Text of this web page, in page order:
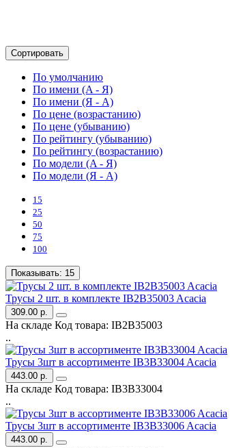
Сортировать
По умолчанию
По имени (A - Я)
По имени (Я - A)
По цене (возрастанию)
По цене (убыванию)
По рейтингу (убыванию)
По рейтингу (возрастанию)
По модели (A - Я)
По модели (Я - A)
15
25
50
75
100
Показывать: 15
Трусы 2 шт. в комплекте IB2B35003 Acacia
309.00 р.
На складе Код товара: IB2B35003
..
Трусы 3шт в ассортименте IB3B33004 Acacia
443.00 р.
На складе Код товара: IB3B33004
..
Трусы 3шт в ассортименте IB3B33006 Acacia
443.00 р.